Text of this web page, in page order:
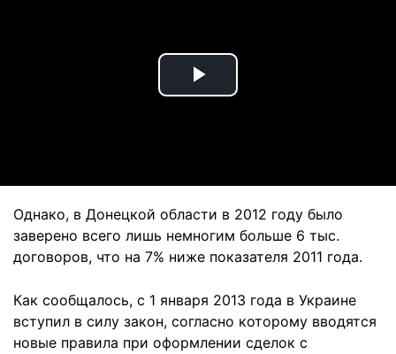
Play
Однако, в Донецкой области в 2012 году было
заверено всего лишь немногим больше 6 тыс.
договоров, что на 7% ниже показателя 2011 года.
Как сообщалось, с 1 января 2013 года в Украине
вступил в силу закон, согласно которому вводятся
новые правила при оформлении сделок с